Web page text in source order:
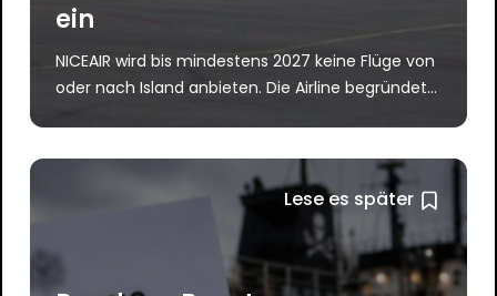
ein
NICEAIR wird bis mindestens 2027 keine Flüge von
oder nach Island anbieten. Die Airline begründet...
Lese es später